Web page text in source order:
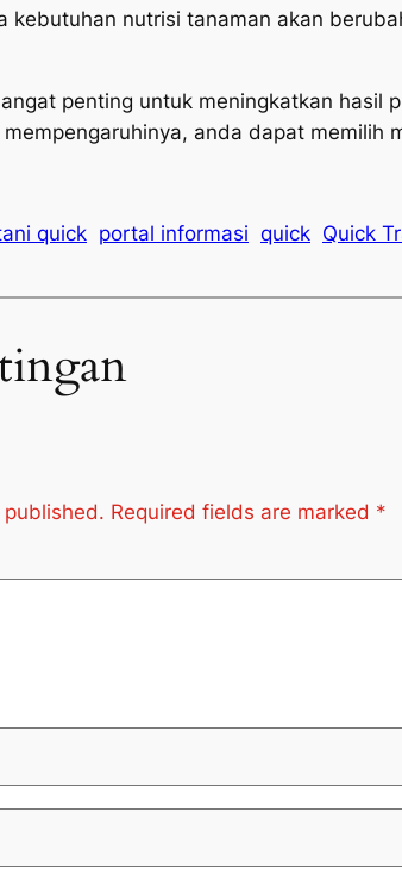
kebutuhan nutrisi tanaman akan
penting untuk meningkatkan hasil
anda dapat memilih
quick portal informasi quick Quick
Required fields are marked *